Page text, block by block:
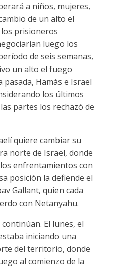
a niños, mujeres,
de un alto el
prisioneros
luego los
de seis semanas,
un alto el fuego
Hamás e Israel
los últimos
partes los rechazó de
quiere cambiar su
norte de Israel, donde
enfrentamientos con
posición la defiende el
Gallant, quien cada
con Netanyahu.
El lunes, el
iniciando una
del territorio, donde
al comienzo de la